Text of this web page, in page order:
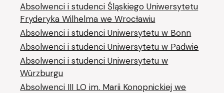
Absolwenci i studenci Śląskiego Uniwersytetu
Fryderyka Wilhelma we Wrocławiu
Absolwenci i studenci Uniwersytetu w Bonn
Absolwenci i studenci Uniwersytetu w Padwie
Absolwenci i studenci Uniwersytetu w
Würzburgu
Absolwenci III LO im. Marii Konopnickiej we